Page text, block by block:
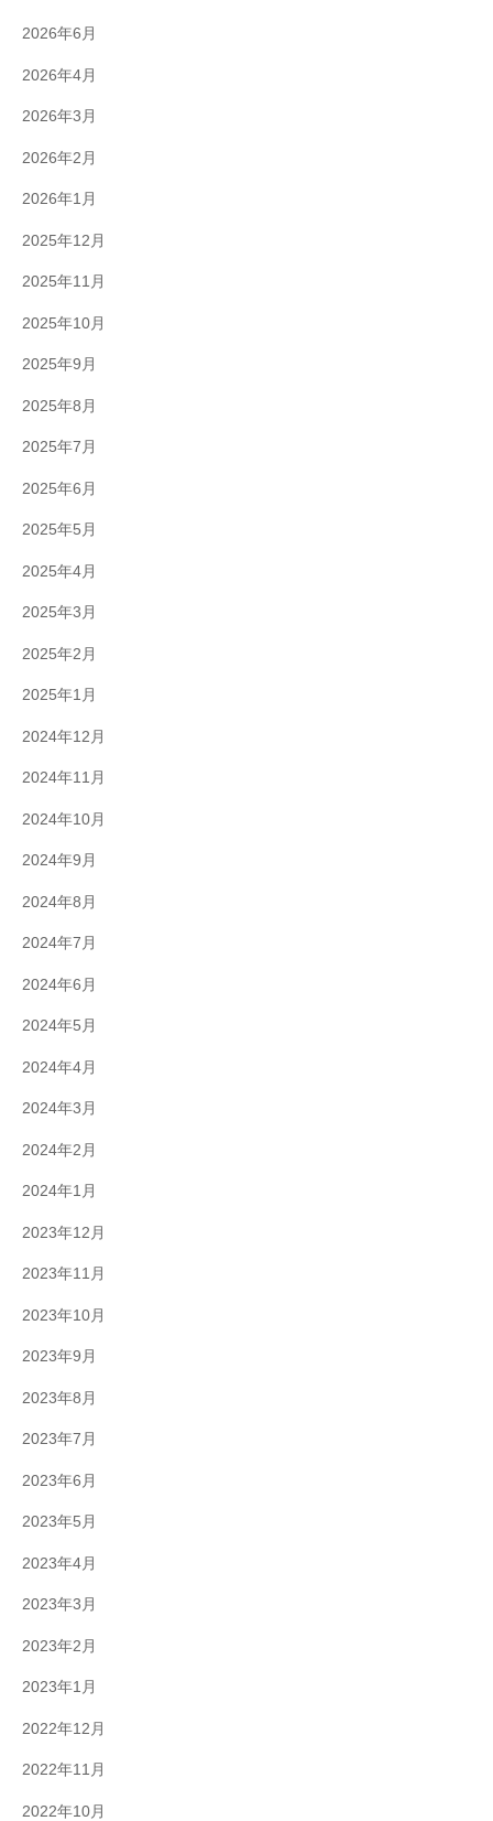
2026年6月
2026年4月
2026年3月
2026年2月
2026年1月
2025年12月
2025年11月
2025年10月
2025年9月
2025年8月
2025年7月
2025年6月
2025年5月
2025年4月
2025年3月
2025年2月
2025年1月
2024年12月
2024年11月
2024年10月
2024年9月
2024年8月
2024年7月
2024年6月
2024年5月
2024年4月
2024年3月
2024年2月
2024年1月
2023年12月
2023年11月
2023年10月
2023年9月
2023年8月
2023年7月
2023年6月
2023年5月
2023年4月
2023年3月
2023年2月
2023年1月
2022年12月
2022年11月
2022年10月